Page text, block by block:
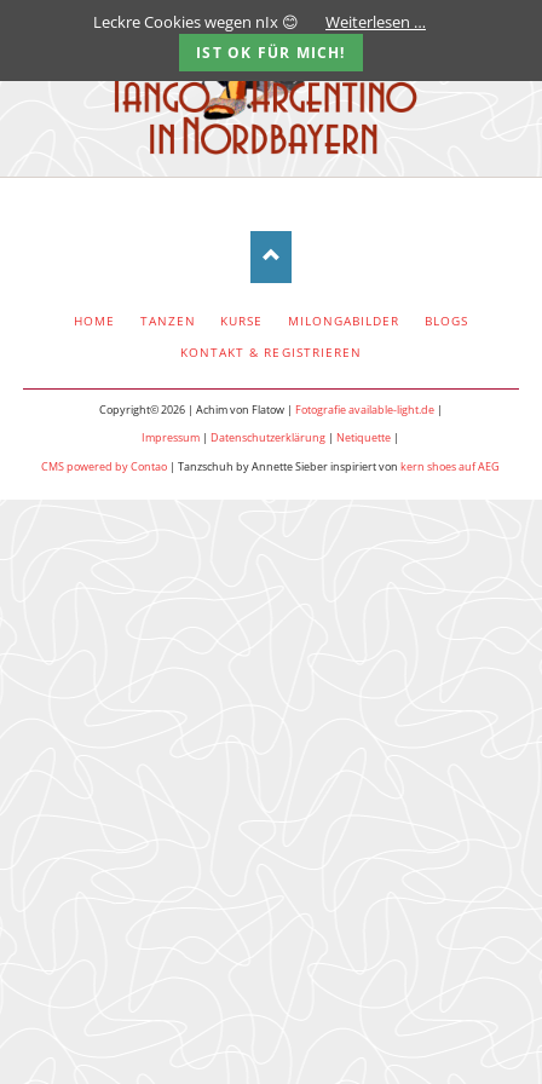
HOME TANZEN KURSE MILONGABILDER
BLOGS
KONTAKT & REGISTRIEREN
Copyright© 2026 | Achim von Flatow | Fotografie available-light.de|
Impressum |Datenschutzerklärung |Netiquette |
CMS powered by Contao | Tanzschuh by Annette Sieber inspiriert vonkern shoes auf AEG
Leckre Cookies wegen nIx 😊 Weiterlesen …
IST OK FÜR MICH!